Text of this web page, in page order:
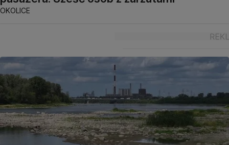
OKOLICE